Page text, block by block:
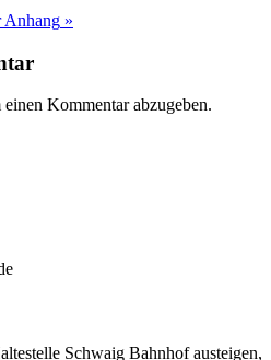
Anhang »
einen Kommentar abzugeben.
Schwaig Bahnhof austeigen,